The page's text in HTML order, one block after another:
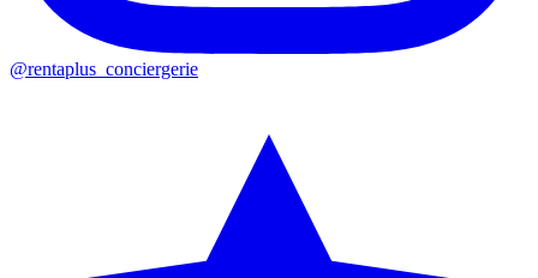
@rentaplus_conciergerie